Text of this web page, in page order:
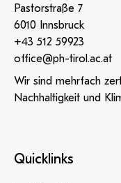
Pastorstraße 7
6010 Innsbruck
+43 512 59923
office@ph-tirol.ac.at
Wir sind mehrfach
Nachhaltigkeit und
Quicklinks